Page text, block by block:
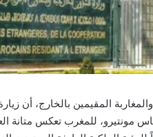
المقيمين بالخارج، أن
مونتيرو، للمغرب تعكس متانة